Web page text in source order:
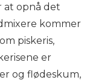
at opnå det
kommer
piskeris,
er
og flødeskum,